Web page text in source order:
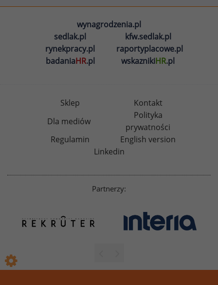
wynagrodzenia.pl
sedlak.pl
kfw.sedlak.pl
rynekpracy.pl
raportyplacowe.pl
badaniaHR.pl wskaznikiHR.pl
Sklep
Kontakt
Dla mediów
Polityka
prywatności
Regulamin
English version
Linkedin
Partnerzy: